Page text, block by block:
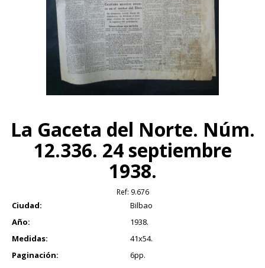
La Gaceta del Norte. Núm.
12.336. 24 septiembre
1938.
Ref: 9.676
Ciudad:
Bilbao
Año:
1938.
Medidas:
41x54.
Paginación:
6pp.